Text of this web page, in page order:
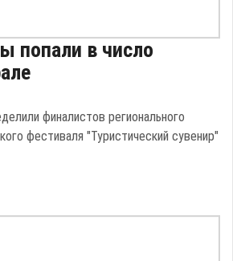
попали в число
финалистов регионального
фестиваля "Туристический сувенир"